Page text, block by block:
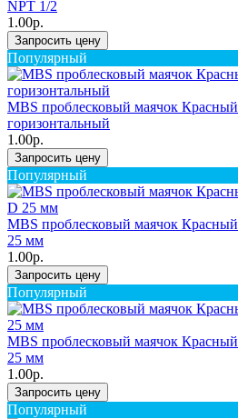
NPT 1/2
1.00р.
Запросить цену
Популярный
MBS проблесковый маячок
горизонтальный
1.00р.
Запросить цену
Популярный
MBS проблесковый маячок
25 мм
1.00р.
Запросить цену
Популярный
MBS проблесковый маячок
25 мм
1.00р.
Запросить цену
Популярный